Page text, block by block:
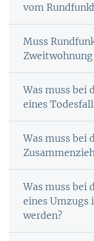
vom
Muss
Was muss bei
eines
Was muss bei
Was muss bei
eines Umzugs
werden?